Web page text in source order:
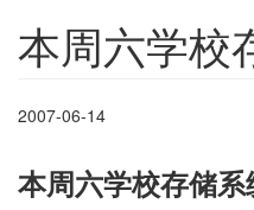
本周六学校
2007-06-14
本周六学校存储